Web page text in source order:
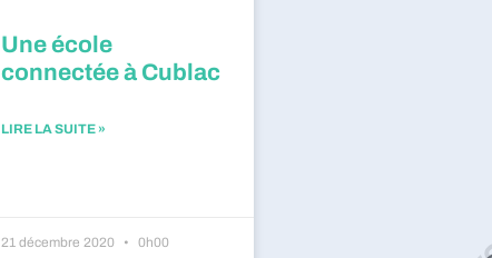
Une école
connectée à Cublac
LIRE LA SUITE »
21 décembre 2020 0h00